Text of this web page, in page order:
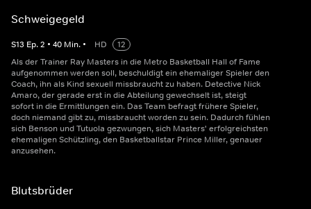
Schweigegeld
S13 Ep.2 • 40 Min. • HD
12
Als der Trainer Ray Masters in die Metro Basketball Hall of Fame
aufgenommen werden soll, beschuldigt ein ehemaliger Spieler den
Coach, ihn als Kind sexuell missbraucht zu haben. Detective Nick
Amaro, der gerade erst in die Abteilung gewechselt ist, steigt
sofort in die Ermittlungen ein. Das Team befragt frühere Spieler,
doch niemand gibt zu, missbraucht worden zu sein. Dadurch fühlen
sich Benson und Tutuola gezwungen, sich Masters' erfolgreichsten
ehemaligen Schützling, den Basketballstar Prince Miller, genauer
anzusehen.
Blutsbrüder